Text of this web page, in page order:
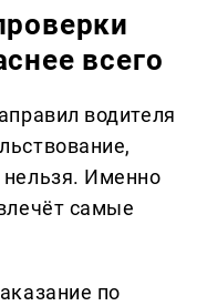
всего
водителя
нельзя. Именно
самые
по